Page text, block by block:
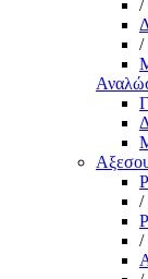
/
/
/
/